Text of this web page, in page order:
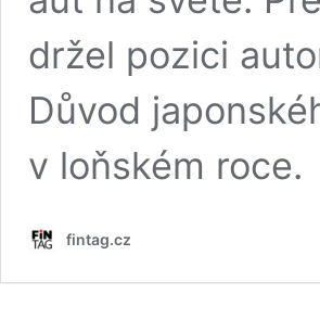
držel pozici
Důvod
v loňském roce.
fintag.cz